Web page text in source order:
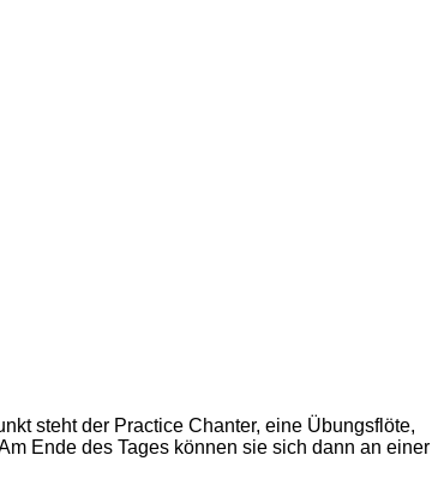
steht der Practice Chanter, eine Übungsflöte,
Ende des Tages können sie sich dann an einer